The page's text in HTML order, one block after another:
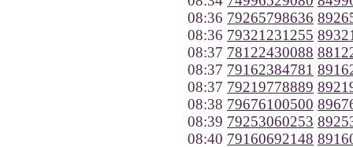
08:36 79265798636
08:36 79321231255
08:37 78122430088
08:37 79162384781
08:37 79219778889
08:38 79676100500
08:39 79253060253
08:40 79160692148